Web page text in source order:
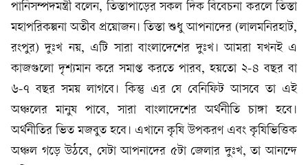
পানিসম্পদমন্ত্রী বলেন, তিস্তাপাড়ের সকল দিক বিবেচনা করলে তিস্তা
মহাপরিকল্পনা অতীব প্রয়োজন। তিস্তা শুধু আপনাদের (লালমনিরহাট,
রংপুর) দুঃখ নয়, এটি সারা বাংলাদেশের দুঃখ। আমরা যখনই এ
কাজগুলো দৃশ্যমান করে সমাপ্ত করতে পারব, হয়তো ২-৪ বছর বা
৬-৭ বছর সময় লাগবে। কিন্তু এর যে বেনিফিট আসবে তা এই
অঞ্চলের মানুষ পাবে, সারা বাংলাদেশের অর্থনীতি চাঙ্গা হবে।
অর্থনীতির ভিত মজবুত হবে। এখানে কৃষি উপকরণ এবং কৃষিভিত্তিক
অঞ্চল গড়ে উঠবে, যেটা আপনাদের ৫টা জেলার দুঃখ, তা আনন্দে